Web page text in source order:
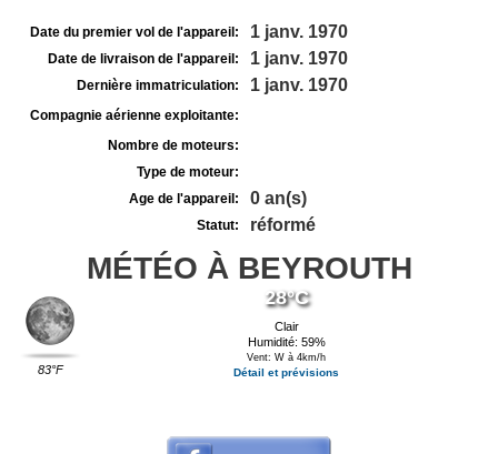
Date du premier vol de l'appareil: 1 janv. 1970
Date de livraison de l'appareil: 1 janv. 1970
Dernière immatriculation: 1 janv. 1970
Compagnie aérienne exploitante:
Nombre de moteurs:
Type de moteur:
Age de l'appareil:
0 an(s)
Statut: réformé
MÉTÉO À BEYROUTH
83°F
28°C
Clair
Humidité: 59%
Vent: W à 4km/h
Détail et prévisions